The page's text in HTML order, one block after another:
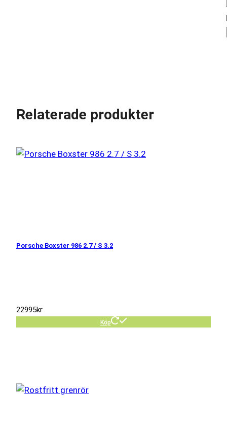
Relaterade produkter
Porsche Boxster 986 2.7 / S 3.2
22995kr
Köp